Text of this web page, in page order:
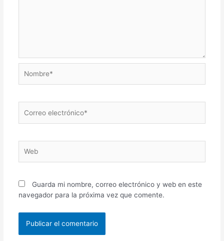
electrónico*
Guarda mi nombre, correo electrónico y web en este
navegador para la próxima vez que comente.